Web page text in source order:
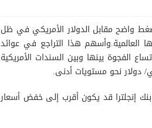
ضغط واضح مقابل الدولار الأمريكي في ظل
العالمية.وأسهم هذا التراجع في عوائد
الفجوة بينها وبين السندات الأمريكية
دولار نحو مستويات أدنى.
إنجلترا قد يكون أقرب إلى خفض أسعار